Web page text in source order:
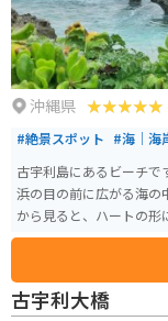
沖縄県
#絶景スポット #海｜海
古宇利島にあるビーチで
浜の目の前に広がる海の
から見ると、ハートの形
古宇利大橋